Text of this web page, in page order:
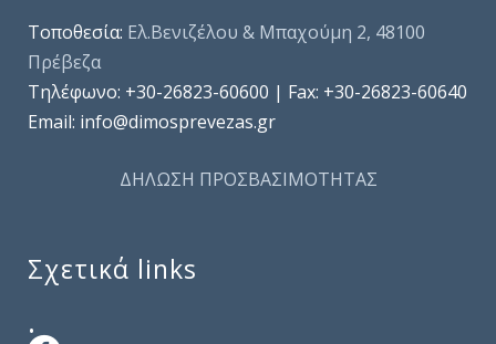
Τοποθεσία: Ελ.Βενιζέλου & Μπαχούμη 2, 48100
Πρέβεζα
Τηλέφωνo: +30-26823-60600 | Fax: +30-26823-60640
Email: info@dimosprevezas.gr
ΔΗΛΩΣΗ ΠΡΟΣΒΑΣΙΜΟΤΗΤΑΣ
Σχετικά links
.